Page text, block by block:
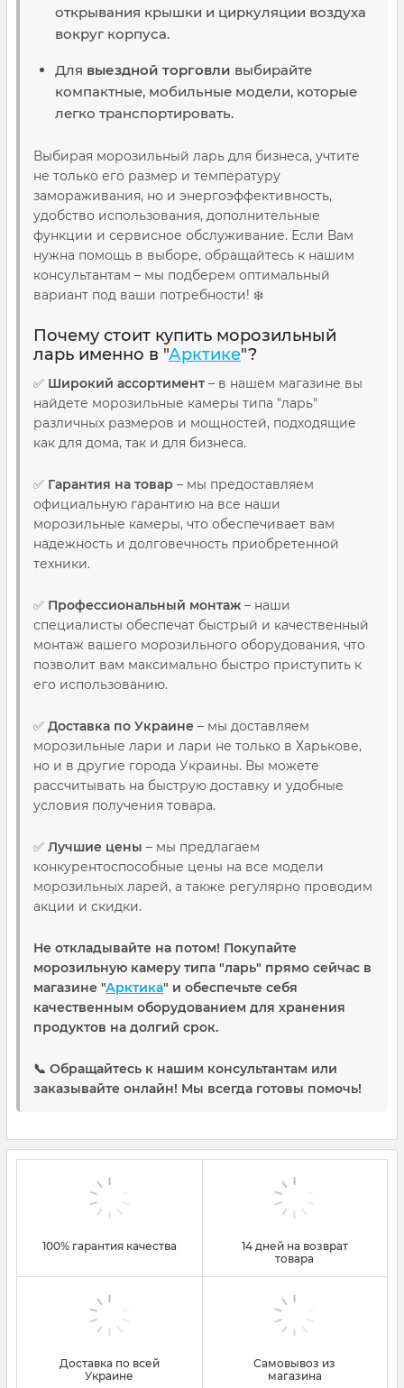
открывания крышки и циркуляции воздуха
вокруг корпуса.
Для выездной торговли выбирайте
компактные, мобильные модели, которые
легко транспортировать.
Выбирая морозильный ларь для бизнеса, учтите
не только его размер и температуру
замораживания, но и энергоэффективность,
удобство использования, дополнительные
функции и сервисное обслуживание. Если Вам
нужна помощь в выборе, обращайтесь к нашим
консультантам – мы подберем оптимальный
вариант под ваши потребности! ❄️
Почему стоит купить морозильный
ларь именно в "Арктике"?
✅ Широкий ассортимент – в нашем магазине вы
найдете морозильные камеры типа "ларь"
различных размеров и мощностей, подходящие
как для дома, так и для бизнеса.
✅ Гарантия на товар – мы предоставляем
официальную гарантию на все наши
морозильные камеры, что обеспечивает вам
надежность и долговечность приобретенной
техники.
✅ Профессиональный монтаж – наши
специалисты обеспечат быстрый и качественный
монтаж вашего морозильного оборудования, что
позволит вам максимально быстро приступить к
его использованию.
✅ Доставка по Украине – мы доставляем
морозильные лари и лари не только в Харькове,
но и в другие города Украины. Вы можете
рассчитывать на быструю доставку и удобные
условия получения товара.
✅ Лучшие цены – мы предлагаем
конкурентоспособные цены на все модели
морозильных ларей, а также регулярно проводим
акции и скидки.
Не откладывайте на потом! Покупайте
морозильную камеру типа "ларь" прямо сейчас в
магазине "Арктика" и обеспечьте себя
качественным оборудованием для хранения
продуктов на долгий срок.
📞 Обращайтесь к нашим консультантам или
заказывайте онлайн! Мы всегда готовы помочь!
100% гарантия качества
14 дней на возврат
товара
Доставка по всей
Украине
Самовывоз из
магазина